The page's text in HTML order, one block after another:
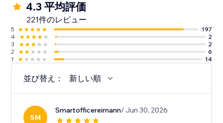
4.3 平均評価
221件のレビュー
5
197
4
2
3
2
2
6
1
14
並び替え： 新しい順
SM
Smartofficereimann/ Jun 30, 2026